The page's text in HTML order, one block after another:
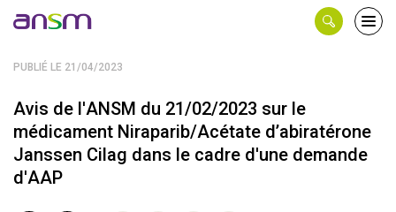
PUBLIÉ LE 21/04/2023
Avis de l'ANSM du 21/02/2023 sur le
médicament Niraparib/Acétate d’abiratérone
Janssen Cilag dans le cadre d'une demande
d'AAP